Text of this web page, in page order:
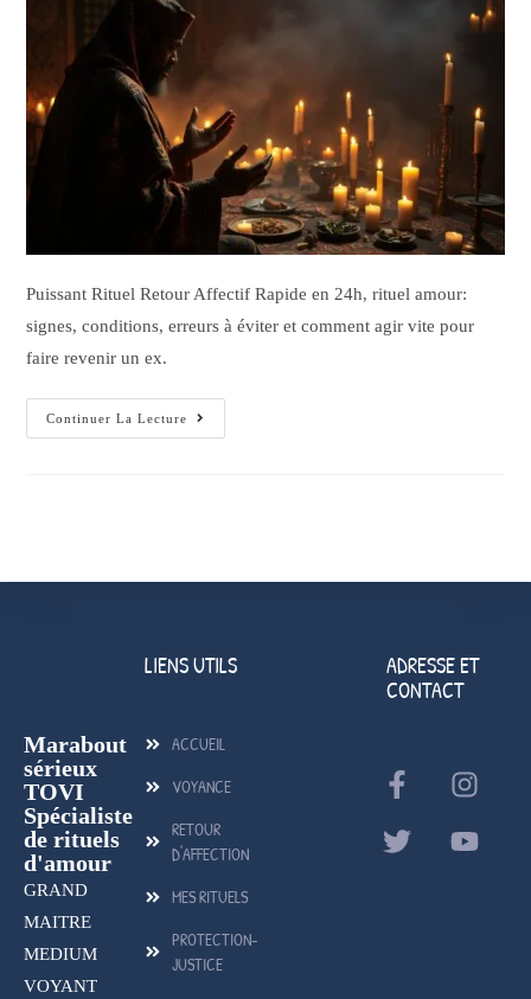
Puissant Rituel Retour Affectif Rapide en 24h, rituel amour:
signes, conditions, erreurs à éviter et comment agir vite pour
faire revenir un ex.
Continuer La Lecture
Marabout
sérieux
TOVI
Spécialiste
de rituels
d'amour
GRAND
MAITRE
MEDIUM
VOYANT
LIENS UTILS
ACCUEIL
VOYANCE
RETOUR
D'AFFECTION
MES RITUELS
PROTECTION-
JUSTICE
ADRESSE ET
CONTACT